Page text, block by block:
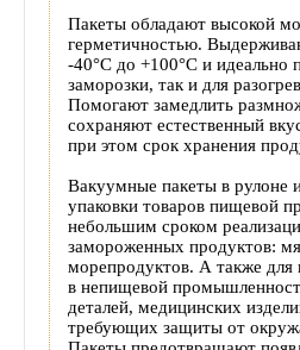
Пакеты обладают высокой
герметичностью.
-40°С до +100°С и идеально
заморозки, так и для
Помогают замедлить
сохраняют естественный
при этом срок хранения
Вакуумные пакеты в рулоне
упаковки товаров пищевой
небольшим сроком
замороженных продуктов:
морепродуктов. А также для
в непищевой
деталей, медицинских
требующих защиты от